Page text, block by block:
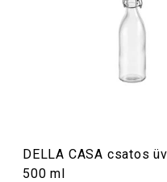
DELLA CASA csatos
500 ml